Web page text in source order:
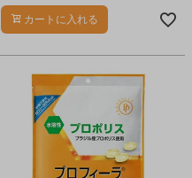
キャンディです。
カートに入れる